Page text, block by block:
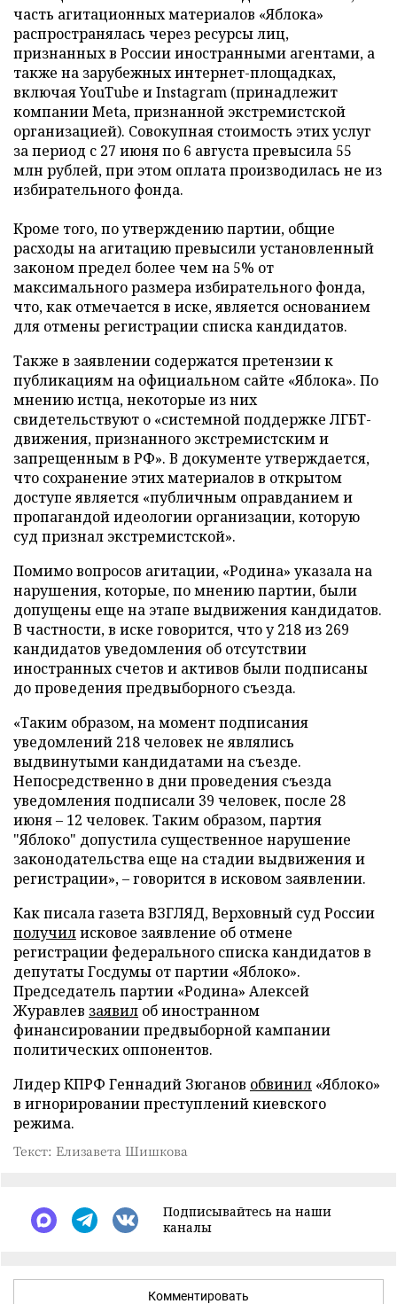
часть агитационных материалов «Яблока»
распространялась через ресурсы лиц,
признанных в России иностранными агентами, а
также на зарубежных интернет-площадках,
включая YouTube и Instagram (принадлежит
компании Meta, признанной экстремистской
организацией). Совокупная стоимость этих услуг
за период с 27 июня по 6 августа превысила 55
млн рублей, при этом оплата производилась не из
избирательного фонда.
Кроме того, по утверждению партии, общие
расходы на агитацию превысили установленный
законом предел более чем на 5% от
максимального размера избирательного фонда,
что, как отмечается в иске, является основанием
для отмены регистрации списка кандидатов.
Также в заявлении содержатся претензии к
публикациям на официальном сайте «Яблока». По
мнению истца, некоторые из них
свидетельствуют о «системной поддержке ЛГБТ-
движения, признанного экстремистским и
запрещенным в РФ». В документе утверждается,
что сохранение этих материалов в открытом
доступе является «публичным оправданием и
пропагандой идеологии организации, которую
суд признал экстремистской».
Помимо вопросов агитации, «Родина» указала на
нарушения, которые, по мнению партии, были
допущены еще на этапе выдвижения кандидатов.
В частности, в иске говорится, что у 218 из 269
кандидатов уведомления об отсутствии
иностранных счетов и активов были подписаны
до проведения предвыборного съезда.
«Таким образом, на момент подписания
уведомлений 218 человек не являлись
выдвинутыми кандидатами на съезде.
Непосредственно в дни проведения съезда
уведомления подписали 39 человек, после 28
июня – 12 человек. Таким образом, партия
"Яблоко" допустила существенное нарушение
законодательства еще на стадии выдвижения и
регистрации», – говорится в исковом заявлении.
Как писала газета ВЗГЛЯД, Верховный суд России
получилисковое заявление об отмене
регистрации федерального списка кандидатов в
депутаты Госдумы от партии «Яблоко».
Председатель партии «Родина» Алексей
Журавлев заявил об иностранном
финансировании предвыборной кампании
политических оппонентов.
Лидер КПРФ Геннадий Зюганов обвинил «Яблоко»
в игнорировании преступлений киевского
режима.
Текст: Елизавета Шишкова
Подписывайтесь на наши
каналы
Комментировать